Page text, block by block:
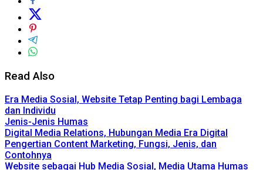
Read Also
Era Media Sosial, Website Tetap Penting bagi Lembaga
dan Individu
Jenis-Jenis Humas
Digital Media Relations, Hubungan Media Era Digital
Pengertian Content Marketing, Fungsi, Jenis, dan
Contohnya
Website sebagai Hub Media Sosial, Media Utama Humas